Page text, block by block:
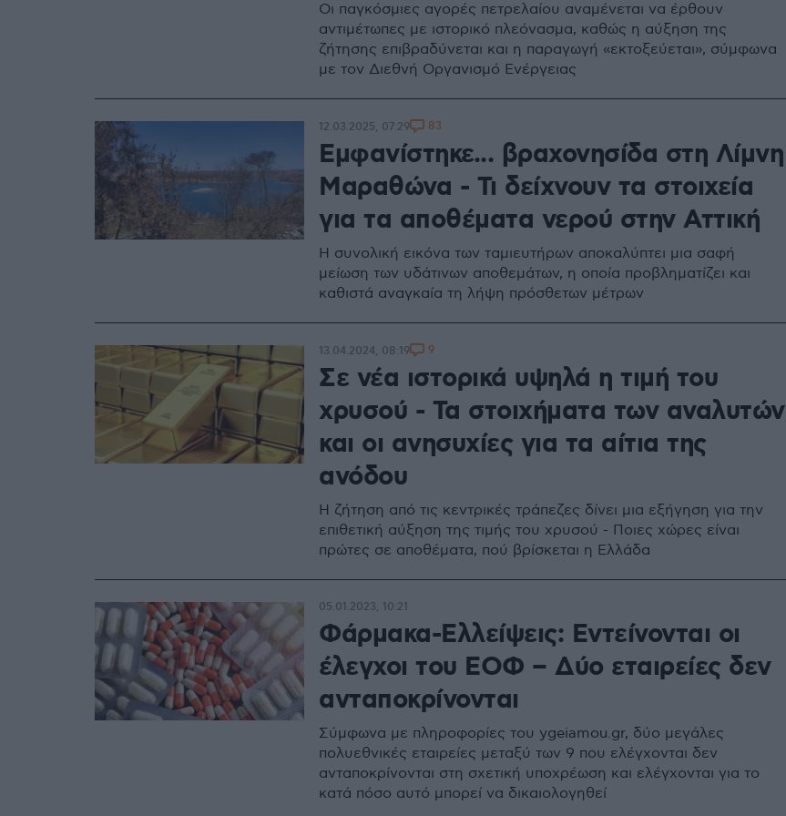
Οι παγκόσμιες αγορές πετρελαίου αναμένεται να έρθουν
αντιμέτωπες με ιστορικό πλεόνασμα, καθώς η αύξηση της
ζήτησης επιβραδύνεται και η παραγωγή «εκτοξεύεται», σύμφωνα
με τον Διεθνή Οργανισμό Ενέργειας
Εμφανίστηκε... βραχονησίδα στη Λίμνη
Μαραθώνα - Τι δείχνουν τα στοιχεία
για τα αποθέματα νερού στην Αττική
Η συνολική εικόνα των ταμιευτήρων αποκαλύπτει μια σαφή
μείωση των υδάτινων αποθεμάτων, η οποία προβληματίζει και
καθιστά αναγκαία τη λήψη πρόσθετων μέτρων
12.03.2025, 07:29 83
Σε νέα ιστορικά υψηλά η τιμή του
χρυσού - Τα στοιχήματα των αναλυτών
και οι ανησυχίες για τα αίτια της
ανόδου
Η ζήτηση από τις κεντρικές τράπεζες δίνει μια εξήγηση για την
επιθετική αύξηση της τιμής του χρυσού - Ποιες χώρες είναι
πρώτες σε αποθέματα, πού βρίσκεται η Ελλάδα
13.04.2024, 08:19 9
Φάρμακα-Ελλείψεις: Εντείνονται οι
έλεγχοι του ΕΟΦ – Δύο εταιρείες δεν
ανταποκρίνονται
Σύμφωνα με πληροφορίες του ygeiamou.gr, δύο μεγάλες
πολυεθνικές εταιρείες μεταξύ των 9 που ελέγχονται δεν
ανταποκρίνονται στη σχετική υποχρέωση και ελέγχονται για το
κατά πόσο αυτό μπορεί να δικαιολογηθεί
05.01.2023, 10:21